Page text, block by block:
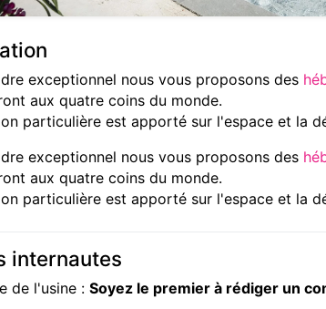
exceptionnel nous vous proposons des
aux quatre coins du monde.
particulière est apporté sur l'espace et la
exceptionnel nous vous proposons des
aux quatre coins du monde.
particulière est apporté sur l'espace et la
internautes
de l'usine : Soyez le premier à rédiger un